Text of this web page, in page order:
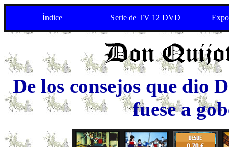
Índice Serie de TV 12 DVD
De los consejos que dio
fuese a